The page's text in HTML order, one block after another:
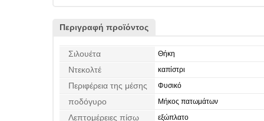
Περιγραφή προϊόντος
Σιλουέτα Θήκη
Ντεκολτέ καπίστρι
Περιφέρεια της μέσης Φυσικό
ποδόγυρο Μήκος πατωμάτων
Λεπτομέρειες πίσω εξώπλατο